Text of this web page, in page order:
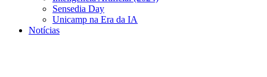
Sensedia Day
Unicamp na Era da IA
Notícias